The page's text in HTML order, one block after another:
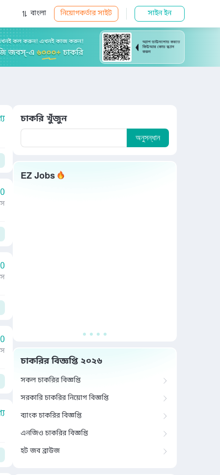
বাংলা নিয়োগকর্তার সাইট সাইন ইন
অ্যাপ ডাউনলোড করতে
কিউআর কোড স্ক্যান
করুন
চাকরি খুঁজুন
অনুসন্ধান
EZ Jobs
চাকরির বিজ্ঞপ্তি ২০২৬
সকল চাকরির বিজ্ঞপ্তি
সরকারি চাকরির নিয়োগ বিজ্ঞপ্তি
ব্যাংক চাকরির বিজ্ঞপ্তি
এনজিও চাকরির বিজ্ঞপ্তি
হট জব ব্রাউজ